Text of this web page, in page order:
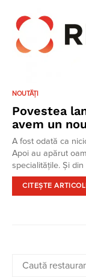
NOUTĂȚI
Povestea
avem un
A fost odată ca
Apoi au apărut
specialitățile. Și din
CITEȘTE